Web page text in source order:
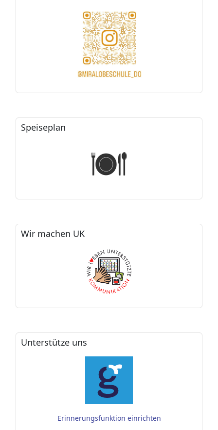
Speiseplan
Wir machen UK
Unterstütze uns
Erinnerungsfunktion einrichten